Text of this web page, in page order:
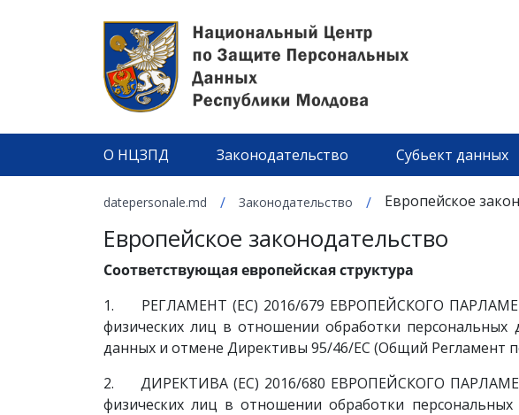
О НЦЗПД Законодательство Субьект данных
datepersonale.md / Законодательство / Европейское
Европейское законодательство
Соответствующая европейская структура
1. РЕГЛАМЕНТ (ЕС) 2016/679 ЕВРОПЕЙСКОГО
физических лиц в отношении обработки
данных и отмене Директивы 95/46/EC (Общий Регламент
2. ДИРЕКТИВА (ЕС) 2016/680 ЕВРОПЕЙСКОГО
физических лиц в отношении обработки